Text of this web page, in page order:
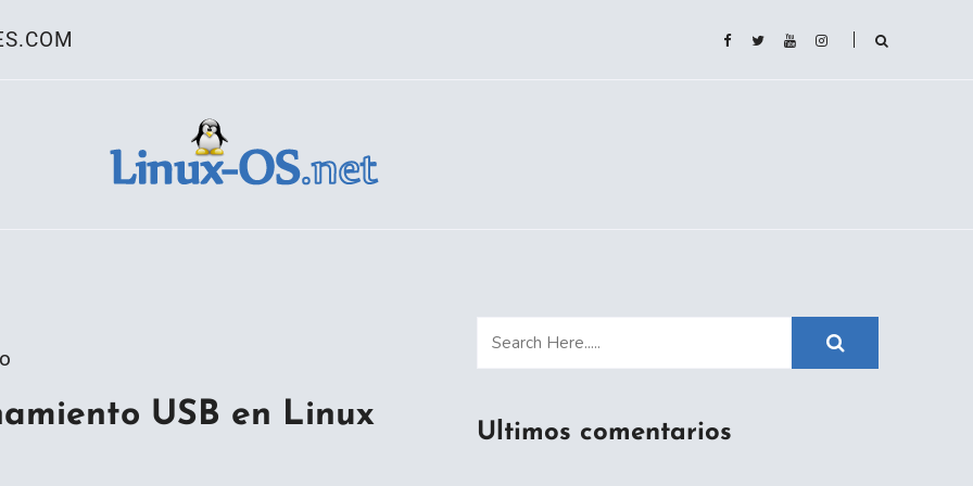
USB en Linux Ultimos comentarios